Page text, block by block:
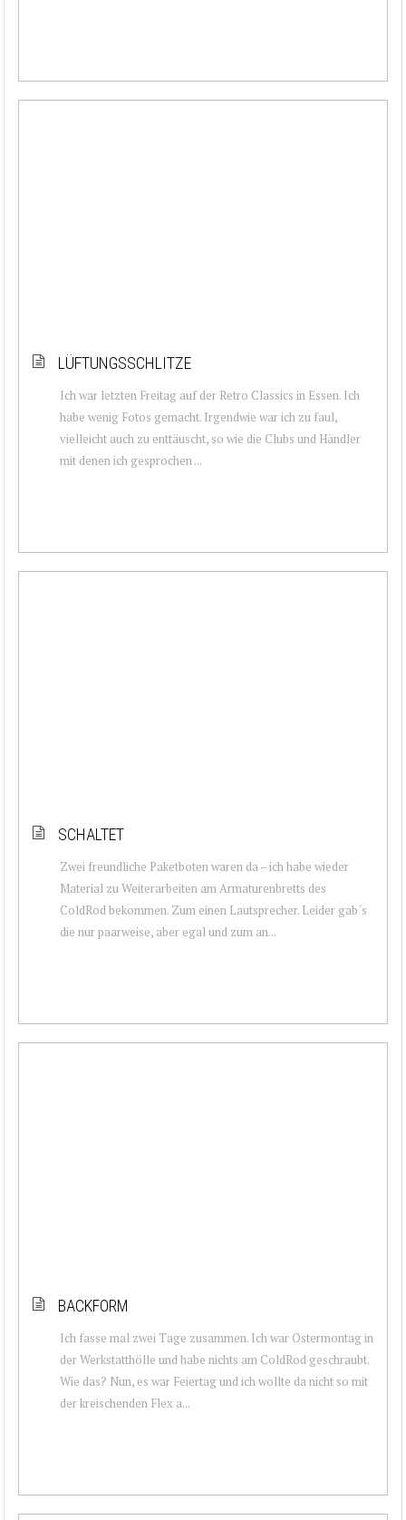
LÜFTUNGSSCHLITZE
Ich war letzten Freitag auf der Retro Classics in Essen. Ich
habe wenig Fotos gemacht. Irgendwie war ich zu faul,
vielleicht auch zu enttäuscht, so wie die Clubs und Händler
mit denen ich gesprochen ...
SCHALTET
Zwei freundliche Paketboten waren da – ich habe wieder
Material zu Weiterarbeiten am Armaturenbretts des
ColdRod bekommen. Zum einen Lautsprecher. Leider gab´s
die nur paarweise, aber egal und zum an...
BACKFORM
Ich fasse mal zwei Tage zusammen. Ich war Ostermontag in
der Werkstatthölle und habe nichts am ColdRod geschraubt.
Wie das? Nun, es war Feiertag und ich wollte da nicht so mit
der kreischenden Flex a...